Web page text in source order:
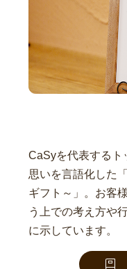
CaSyを代表するト
思いを言語化した
ギフト～」。お客
う上での考え方や
に示しています。